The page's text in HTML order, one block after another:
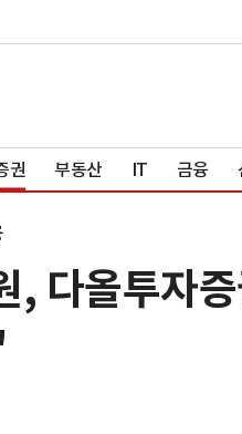
권 부동산 IT 금융
, 다올투자